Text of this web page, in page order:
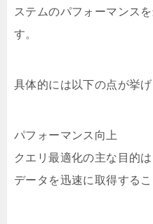
ステムのパフォーマンス
す。
具体的には以下の点が挙げ
パフォーマンス向上
クエリ最適化の主な目的
データを迅速に取得するこ